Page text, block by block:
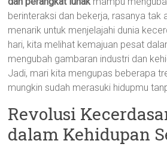
berinteraksi dan bekerja, rasanya tak
menarik untuk menjelajahi dunia
hari, kita melihat kemajuan pesat
mengubah gambaran industri dan
Jadi, mari kita mengupas beberapa
mungkin sudah merasuki hidupmu
Revolusi
dalam Kehidupan